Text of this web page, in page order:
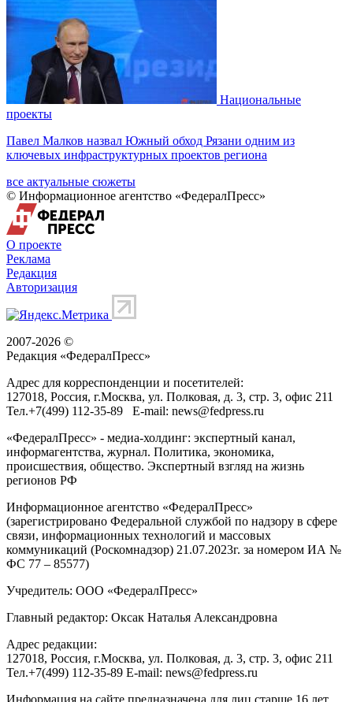
Национальные
проекты
Павел Малков назвал Южный обход Рязани одним из
ключевых инфраструктурных проектов региона
все актуальные сюжеты
© Информационное агентство «ФедералПресс»
О проекте
Реклама
Редакция
Авторизация
2007-2026 ©
Редакция «ФедералПресс»
Адрес для корреспонденции и посетителей:
127018, Россия, г.Москва, ул. Полковая, д. 3, стр. 3, офис 211
Тел.+7(499) 112-35-89 E-mail: news@fedpress.ru
«ФедералПресс» - медиа-холдинг: экспертный канал,
информагентства, журнал. Политика, экономика,
происшествия, общество. Экспертный взгляд на жизнь
регионов РФ
Информационное агентство «ФедералПресс»
(зарегистрировано Федеральной службой по надзору в сфере
связи, информационных технологий и массовых
коммуникаций (Роскомнадзор) 21.07.2023г. за номером ИА №
ФС 77 – 85577)
Учредитель: ООО «ФедералПресс»
Главный редактор: Оксак Наталья Александровна
Адрес редакции:
127018, Россия, г.Москва, ул. Полковая, д. 3, стр. 3, офис 211
Тел.+7(499) 112-35-89 E-mail: news@fedpress.ru
Информация на сайте предназначена для лиц старше 16 лет